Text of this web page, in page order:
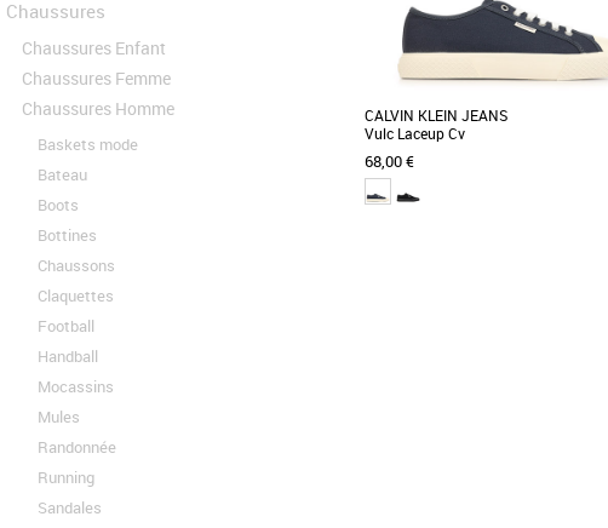
Chaussures
Chaussures Enfant
Chaussures Femme
Chaussures Homme
Baskets mode
Bateau
Boots
Bottines
Chaussons
Claquettes
Football
Handball
Mocassins
Mules
Randonnée
Running
Sandales
CALVIN KLEIN JEANS
Vulc Laceup Cv
68,00 €